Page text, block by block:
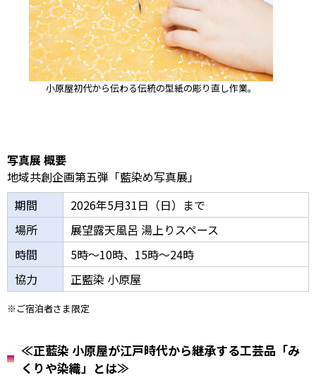
小原屋初代から伝わる伝統の型紙の彫り直し作業。
写真展 概要
地域共創企画第五弾「藍染め写真展」
期間
2026年5月31日（日）まで
場所
展望露天風呂 湯上りスペース
時間
5時～10時、15時～24時
協力
正藍染 小原屋
※ご宿泊者さま限定
≪正藍染 小原屋が江戸時代から継承する工芸品「み
くりや染織」とは≫